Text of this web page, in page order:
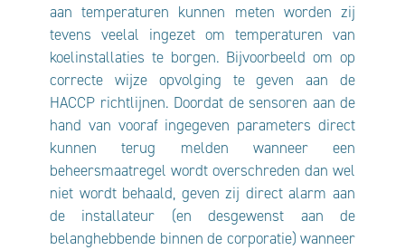
aan temperaturen kunnen meten worden zij
tevens veelal ingezet om temperaturen van
koelinstallaties te borgen. Bijvoorbeeld om op
correcte wijze opvolging te geven aan de
HACCP richtlijnen. Doordat de sensoren aan de
hand van vooraf ingegeven parameters direct
kunnen terug melden wanneer een
beheersmaatregel wordt overschreden dan wel
niet wordt behaald, geven zij direct alarm aan
de installateur (en desgewenst aan de
belanghebbende binnen de corporatie) wanneer